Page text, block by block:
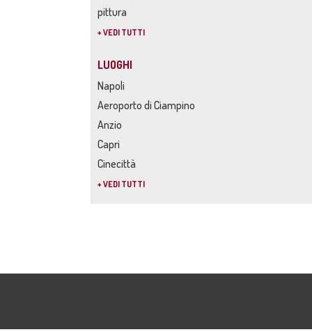
pittura
+ VEDI TUTTI
LUOGHI
Napoli
Aeroporto di Ciampino
Anzio
Capri
Cinecittà
+ VEDI TUTTI